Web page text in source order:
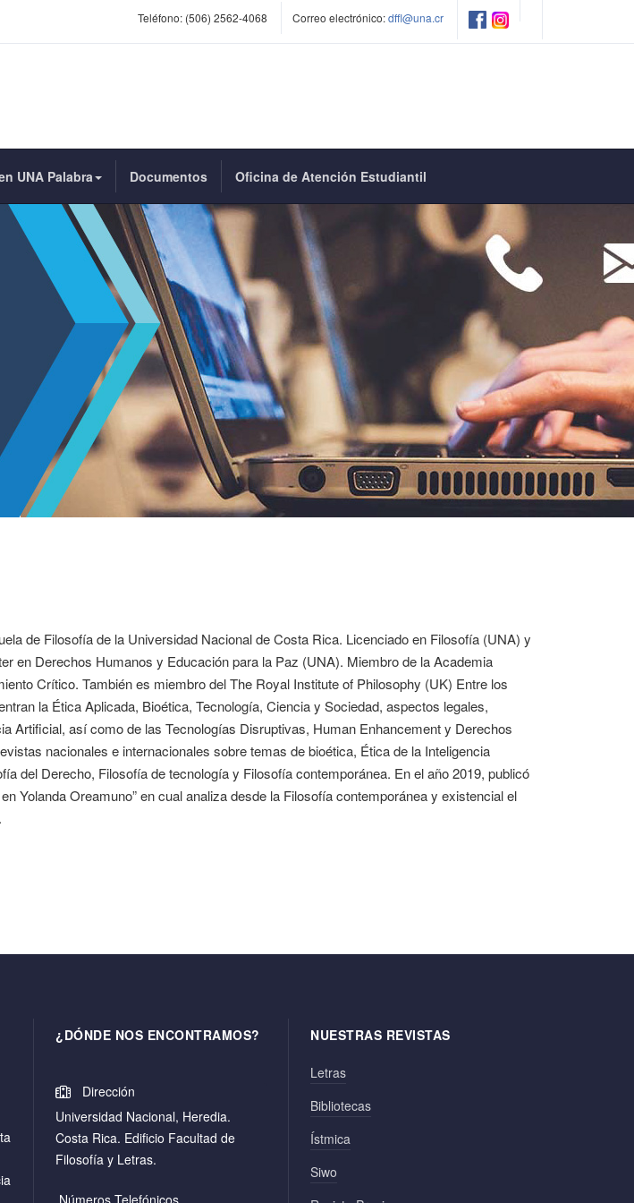
Teléfono: (506) 2562-4068 Correo electrónico:dffl@una.cr
UNA Palabra Documentos Oficina de Atención Estudiantil
de Filosofía de la Universidad Nacional de Costa Rica. Licenciado en Filosofía (UNA) y
en Derechos Humanos y Educación para la Paz (UNA). Miembro de la Academia
Crítico. También es miembro del The Royal Institute of Philosophy (UK) Entre los
la Ética Aplicada, Bioética, Tecnología, Ciencia y Sociedad, aspectos legales,
Artificial, así como de las Tecnologías Disruptivas, Human Enhancement y Derechos
nacionales e internacionales sobre temas de bioética, Ética de la Inteligencia
del Derecho, Filosofía de tecnología y Filosofía contemporánea. En el año 2019, publicó
Yolanda Oreamuno” en cual analiza desde la Filosofía contemporánea y existencial el
¿DÓNDE NOS ENCONTRAMOS?
Dirección
Universidad Nacional, Heredia.
Costa Rica. Edificio Facultad de
Filosofía y Letras.
Números Telefónicos
NUESTRAS REVISTAS
Letras
Bibliotecas
Ístmica
Siwo